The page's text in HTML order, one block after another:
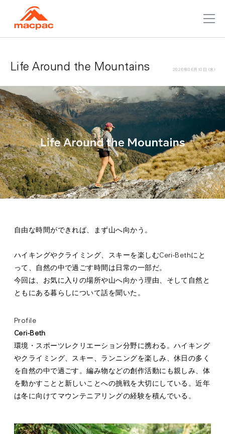
Life Around the Mountains 2026年06月10日 (水)
自由な時間ができれば、まず山へ向かう。
ハイキングやクライミング、スキーを楽しむCeri-Bethにと
って、自然の中で過ごす時間は日常の一部だ。
今回は、お気に入りの場所や山へ向かう理由、そして自然と
ともにある暮らしについて話を聞いた。
Profile
Ceri-Beth
環境・スポーツレクリエーション分野に携わる。ハイキング
やクライミング、スキー、ランニングを楽しみ、休日の多く
を自然の中で過ごす。編み物などの創作活動にも親しみ、体
を動かすことと新しいことへの挑戦を大切にしている。近年
は冬に向けてマウンテニアリングの経験を積んでいる。